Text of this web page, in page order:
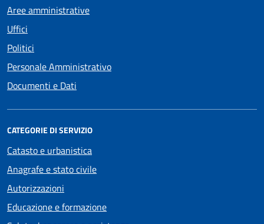
Aree amministrative
Uffici
Politici
Personale Amministrativo
Documenti e Dati
CATEGORIE DI SERVIZIO
Catasto e urbanistica
Anagrafe e stato civile
Autorizzazioni
Educazione e formazione